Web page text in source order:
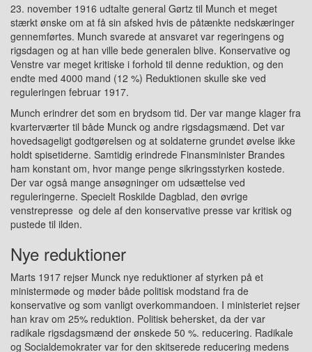
23. november 1916 udtalte general Gørtz til Munch et meget
stærkt ønske om at få sin afsked hvis de påtænkte nedskæringer
gennemførtes. Munch svarede at ansvaret var regeringens og
rigsdagen og at han ville bede generalen blive. Konservative og
Venstre var meget kritiske i forhold til denne reduktion, og den
endte med 4000 mand (12 %) Reduktionen skulle ske ved
reguleringen februar 1917.
Munch erindrer det som en brydsom tid. Der var mange klager fra
kvarterværter til både Munck og andre rigsdagsmænd. Det var
hovedsageligt godtgørelsen og at soldaterne grundet øvelse ikke
holdt spisetiderne. Samtidig erindrede Finansminister Brandes
ham konstant om, hvor mange penge sikringsstyrken kostede.
Der var også mange ansøgninger om udsættelse ved
reguleringerne. Specielt Roskilde Dagblad, den øvrige
venstrepresse og dele af den konservative presse var kritisk og
pustede til ilden.
Nye reduktioner
Marts 1917 rejser Munck nye reduktioner af styrken på et
ministermøde og møder både politisk modstand fra de
konservative og som vanligt overkommandoen. I ministeriet rejser
han krav om 25% reduktion. Politisk behersket, da der var
radikale rigsdagsmænd der ønskede 50 %. reducering. Radikale
og Socialdemokrater var for den skitserede reducering medens